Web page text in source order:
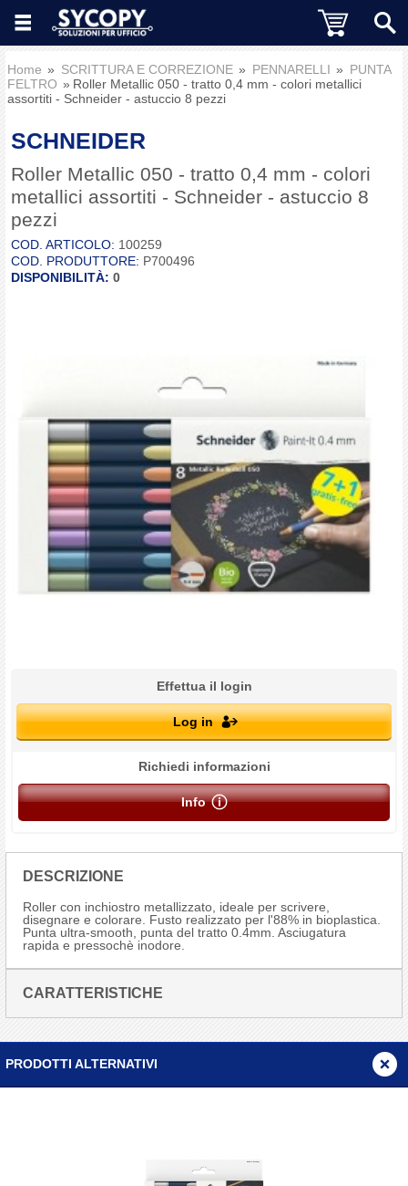
Home SCRITTURA E CORREZIONE PENNARELLI
PUNTA
FELTRO
Roller Metallic 050 - tratto 0,4 mm - colori metallici
assortiti - Schneider - astuccio 8 pezzi
SCHNEIDER
Roller Metallic 050 - tratto 0,4 mm - colori
metallici assortiti - Schneider - astuccio 8
pezzi
COD. ARTICOLO: 100259
COD. PRODUTTORE: P700496
DISPONIBILITÀ: 0
Effettua il login
Log in
Richiedi informazioni
Info
DESCRIZIONE
Roller con inchiostro metallizzato, ideale per scrivere,
disegnare e colorare. Fusto realizzato per l'88% in bioplastica.
Punta ultra-smooth, punta del tratto 0.4mm. Asciugatura
rapida e pressochè inodore.
CARATTERISTICHE
PRODOTTI ALTERNATIVI